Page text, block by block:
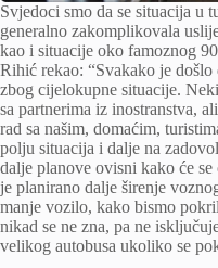
Svjedoci smo da se situacija u
generalno zakomplikovala
kao i situacije oko famoznog
Rihić rekao: “Svakako je došlo
zbog cijelokupne situacije.
sa partnerima iz inostranstva,
rad sa našim, domaćim,
polju situacija i dalje na
dalje planove ovisni kako će
je planirano dalje širenje
manje vozilo, kako bismo
nikad se ne zna, pa ne
velikog autobusa ukoliko se